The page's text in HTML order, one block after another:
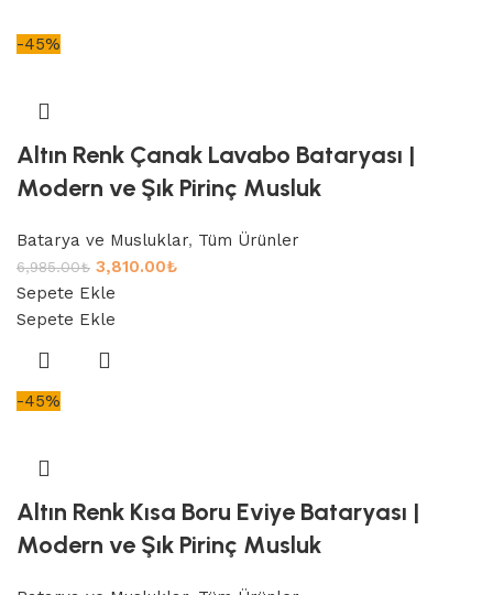
-45%
Altın Renk Çanak Lavabo Bataryası |
Modern ve Şık Pirinç Musluk
Batarya ve Musluklar, Tüm Ürünler
6,985.00₺ 3,810.00₺
Sepete Ekle
Sepete Ekle
-45%
Altın Renk Kısa Boru Eviye Bataryası |
Modern ve Şık Pirinç Musluk